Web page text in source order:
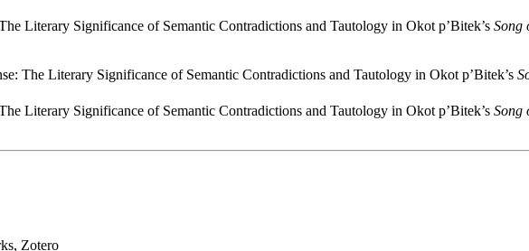
Literary Significance of Semantic Contradictions and Tautology in Okot p’Bitek’s Song
The Literary Significance of Semantic Contradictions and Tautology in Okot p’Bitek’s
Literary Significance of Semantic Contradictions and Tautology in Okot p’Bitek’s Song
Zotero